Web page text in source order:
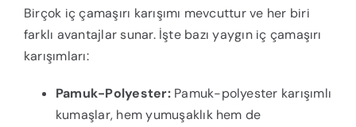
Birçok iç çamaşırı karışımı mevcuttur ve her biri
farklı avantajlar sunar. İşte bazı yaygın iç çamaşırı
karışımları:
Pamuk-Polyester:Pamuk-polyester karışımlı
kumaşlar, hem yumuşaklık hem de